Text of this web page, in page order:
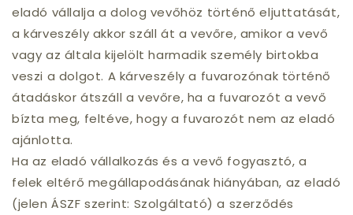
eladó vállalja a dolog vevőhöz történő eljuttatását,
a kárveszély akkor száll át a vevőre, amikor a vevő
vagy az általa kijelölt harmadik személy birtokba
veszi a dolgot. A kárveszély a fuvarozónak történő
átadáskor átszáll a vevőre, ha a fuvarozót a vevő
bízta meg, feltéve, hogy a fuvarozót nem az eladó
ajánlotta.
Ha az eladó vállalkozás és a vevő fogyasztó, a
felek eltérő megállapodásának hiányában, az eladó
(jelen ÁSZF szerint: Szolgáltató) a szerződés